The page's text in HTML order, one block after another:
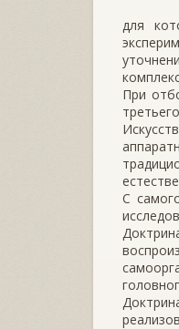
для
При
С